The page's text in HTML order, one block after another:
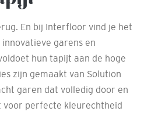
En bij Interfloor vind je het
innovatieve garens en
hun tapijt aan de hoge
zijn gemaakt van Solution
garen dat volledig door en
voor perfecte kleurechtheid